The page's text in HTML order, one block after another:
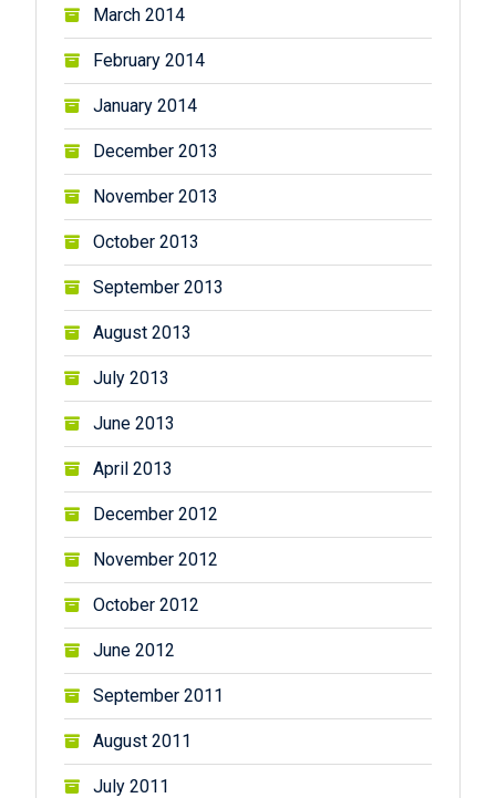
March 2014
February 2014
January 2014
December 2013
November 2013
October 2013
September 2013
August 2013
July 2013
June 2013
April 2013
December 2012
November 2012
October 2012
June 2012
September 2011
August 2011
July 2011